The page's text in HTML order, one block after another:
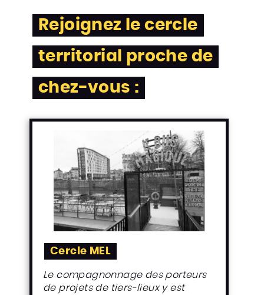
Rejoignez le cercle
territorial proche de
chez-vous :
Cercle MEL
Le compagnonnage des porteurs
de projets de tiers-lieux y est